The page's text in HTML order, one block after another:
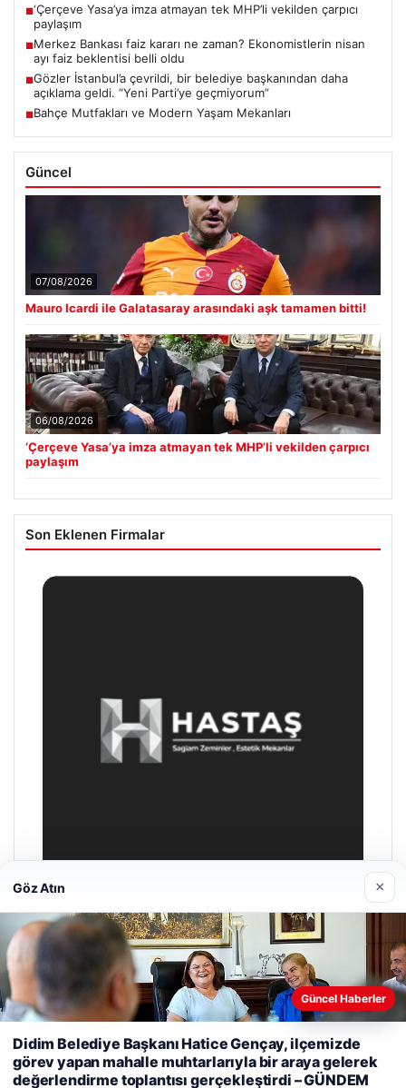
■‘Çerçeve Yasa’ya imza atmayan tek MHP’li vekilden çarpıcı
paylaşım
■Merkez Bankası faiz kararı ne zaman? Ekonomistlerin nisan
ayı faiz beklentisi belli oldu
■Gözler İstanbul’a çevrildi, bir belediye başkanından daha
açıklama geldi. “Yeni Parti’ye geçmiyorum”
■Bahçe Mutfakları ve Modern Yaşam Mekanları
Güncel
07/08/2026
Mauro Icardi ile Galatasaray arasındaki aşk tamamen bitti!
06/08/2026
‘Çerçeve Yasa’ya imza atmayan tek MHP’li vekilden çarpıcı
paylaşım
Son Eklenen Firmalar
Prenses Night Club
deneyiminizi kişiselleştirmek ve geliştirmek amacıyla çerezler
kullanıyoruz.Çerez Politikamız
Göz Atın ×
Güncel Haberler
Didim Belediye Başkanı Hatice Gençay, ilçemizde
görev yapan mahalle muhtarlarıyla bir araya gelerek
değerlendirme toplantısı gerçekleştirdi – GÜNDEM